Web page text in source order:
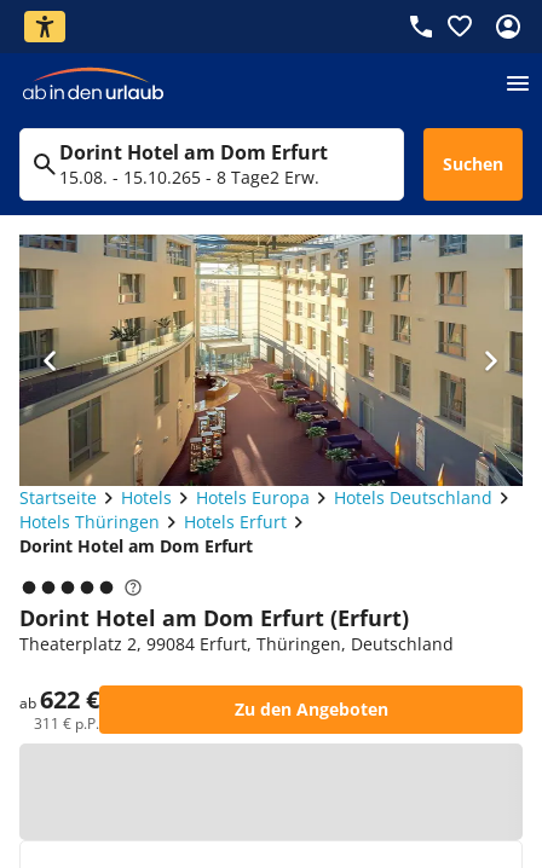
Dorint Hotel am Dom Erfurt
15.08. - 15.10.265 - 8 Tage2 Erw.
Suchen
Startseite Hotels Hotels Europa
Hotels Deutschland
Hotels Thüringen
Hotels Erfurt
Dorint Hotel am Dom Erfurt
Dorint Hotel am Dom Erfurt (Erfurt)
Theaterplatz 2, 99084 Erfurt, Thüringen, Deutschland
ab622 €
311 € p.P.
Zu den Angeboten